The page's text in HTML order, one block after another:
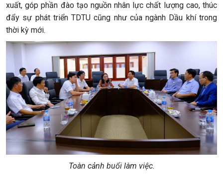
xuất, góp phần đào tạo nguồn nhân lực chất lượng cao, thúc
đẩy sự phát triển TDTU cũng như của ngành Dầu khí trong
thời kỳ mới.
Toàn cảnh buổi làm việc.